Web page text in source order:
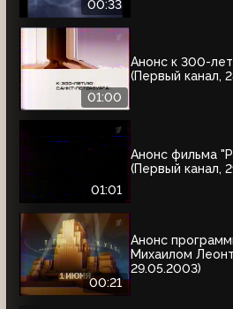
00:33
01:00
Анонс к 300-
(Первый канал,
01:01
Анонс фильма
(Первый канал,
00:21
Анонс
Михаилом
29.05.2003)